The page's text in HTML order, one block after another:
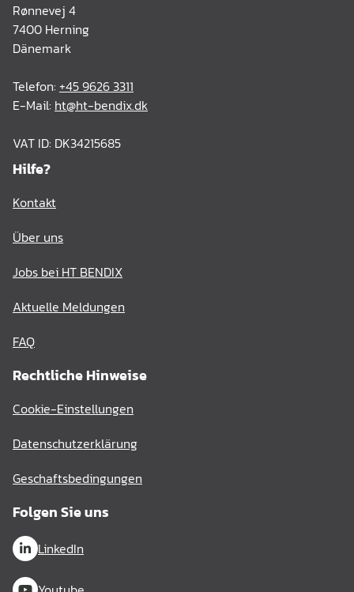
Rønnevej 4
7400 Herning
Dänemark
Telefon: +45 9626 3311
E-Mail: ht@ht-bendix.dk
VAT ID: DK34215685
Hilfe?
Kontakt
Über uns
Jobs bei HT BENDIX
Aktuelle Meldungen
FAQ
Rechtliche Hinweise
Cookie-Einstellungen
Datenschutzerklärung
Geschaftsbedingungen
Folgen Sie uns
LinkedIn